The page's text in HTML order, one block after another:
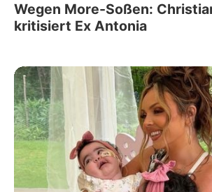
Wegen More-Soßen:
kritisiert Ex Antonia